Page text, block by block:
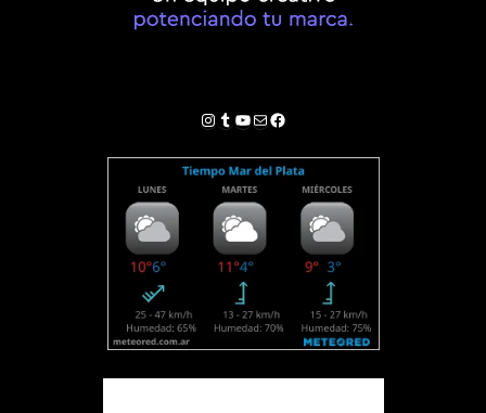
Instagram
Tumblr
YouTube
Correo electrónico
Facebook